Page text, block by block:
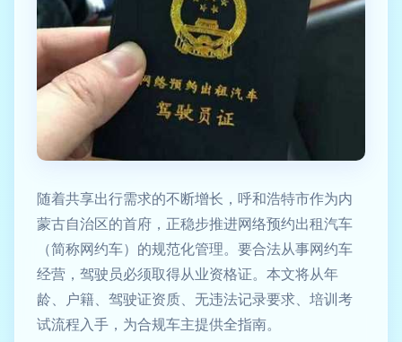
随着共享出行需求的不断增长，呼和浩特市作为内
蒙古自治区的首府，正稳步推进网络预约出租汽车
（简称网约车）的规范化管理。要合法从事网约车
经营，驾驶员必须取得从业资格证。本文将从年
龄、户籍、驾驶证资质、无违法记录要求、培训考
试流程入手，为合规车主提供全指南。